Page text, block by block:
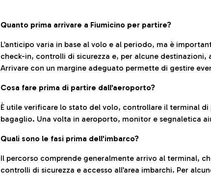
Quanto prima arrivare a Fiumicino per partire?
L’anticipo varia in base al volo e al periodo, ma è
check-in, controlli di sicurezza e, per alcune
Arrivare con un margine adeguato permette di gestire
Cosa fare prima di partire dall’aeroporto?
È utile verificare lo stato del volo, controllare il terminal
bagaglio. Una volta in aeroporto, monitor e segnaletica
Quali sono le fasi prima dell’imbarco?
Il percorso comprende generalmente arrivo al terminal,
controlli di sicurezza e accesso all’area imbarchi. Per